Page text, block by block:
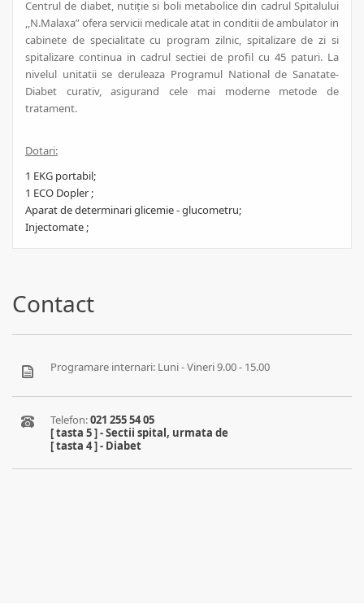
Centrul de diabet, nutiție si boli metabolice din cadrul Spitalului
,,N.Malaxa” ofera servicii medicale atat in conditii de ambulator in
cabinete de specialitate cu program zilnic, spitalizare de zi si
spitalizare continua in cadrul sectiei de profil cu 45 paturi. La
nivelul unitatii se deruleaza Programul National de Sanatate-
Diabet curativ, asigurand cele mai moderne metode de
tratament.
Dotari:
1 EKG portabil;
1 ECO Dopler ;
Aparat de determinari glicemie - glucometru;
Injectomate ;
Contact
Programare internari: Luni - Vineri 9.00 - 15.00
Telefon:021 255 54 05
[ tasta 5 ] - Sectii spital, urmata de
[ tasta 4 ] - Diabet